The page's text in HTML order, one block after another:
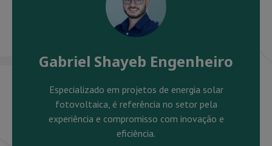
Gabriel Shayeb Engenheiro
Especializado em projetos de energia solar
fotovoltaica, é referência no setor pela
experiência e compromisso com inovação e
eficiência.